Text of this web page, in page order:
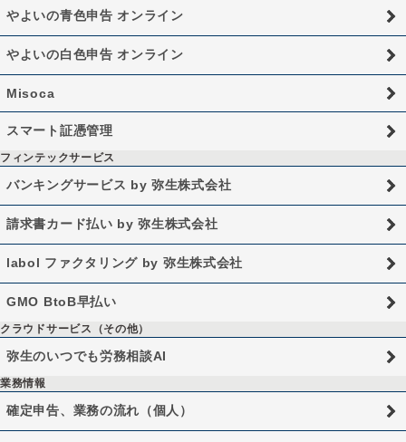
やよいの青色申告 オンライン
やよいの白色申告 オンライン
Misoca
スマート証憑管理
フィンテックサービス
バンキングサービス by 弥生株式会社
請求書カード払い by 弥生株式会社
labol ファクタリング by 弥生株式会社
GMO BtoB早払い
クラウドサービス（その他）
弥生のいつでも労務相談AI
業務情報
確定申告、業務の流れ（個人）